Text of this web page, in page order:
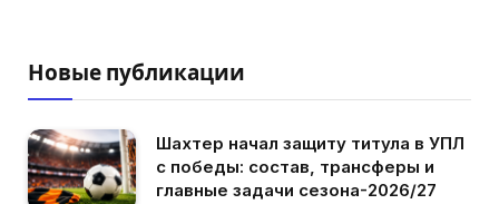
Новые публикации
Шахтер начал защиту титула в УПЛ
с победы: состав, трансферы и
главные задачи сезона-2026/27